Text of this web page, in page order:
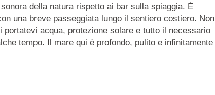
della natura rispetto ai bar sulla spiaggia. È
una breve passeggiata lungo il sentiero costiero. Non
portatevi acqua, protezione solare e tutto il necessario
tempo. Il mare qui è profondo, pulito e infinitamente